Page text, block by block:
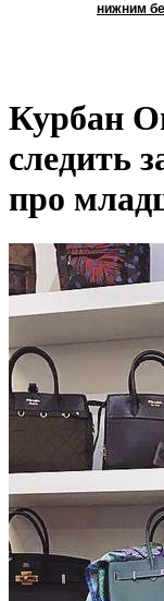
нижним
Курбан
следить
про